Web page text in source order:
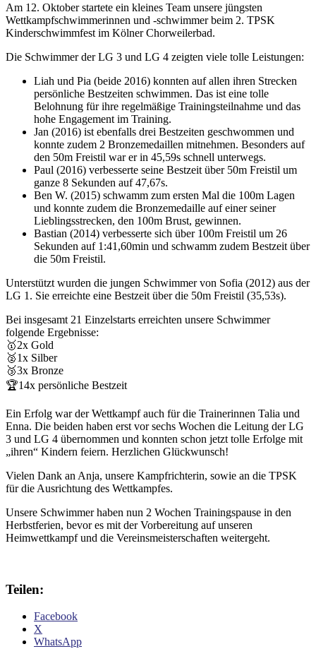
Am 12. Oktober startete ein kleines Team unsere jüngsten
Wettkampfschwimmerinnen und -schwimmer beim 2. TPSK
Kinderschwimmfest im Kölner Chorweilerbad.
Die Schwimmer der LG 3 und LG 4 zeigten viele tolle Leistungen:
Liah und Pia (beide 2016) konnten auf allen ihren Strecken
persönliche Bestzeiten schwimmen. Das ist eine tolle
Belohnung für ihre regelmäßige Trainingsteilnahme und das
hohe Engagement im Training.
Jan (2016) ist ebenfalls drei Bestzeiten geschwommen und
konnte zudem 2 Bronzemedaillen mitnehmen. Besonders auf
den 50m Freistil war er in 45,59s schnell unterwegs.
Paul (2016) verbesserte seine Bestzeit über 50m Freistil um
ganze 8 Sekunden auf 47,67s.
Ben W. (2015) schwamm zum ersten Mal die 100m Lagen
und konnte zudem die Bronzemedaille auf einer seiner
Lieblingsstrecken, den 100m Brust, gewinnen.
Bastian (2014) verbesserte sich über 100m Freistil um 26
Sekunden auf 1:41,60min und schwamm zudem Bestzeit über
die 50m Freistil.
Unterstützt wurden die jungen Schwimmer von Sofia (2012) aus der
LG 1. Sie erreichte eine Bestzeit über die 50m Freistil (35,53s).
Bei insgesamt 21 Einzelstarts erreichten unsere Schwimmer
folgende Ergebnisse:
🥇2x Gold
🥈1x Silber
🥉3x Bronze
🏆14x persönliche Bestzeit
Ein Erfolg war der Wettkampf auch für die Trainerinnen Talia und
Enna. Die beiden haben erst vor sechs Wochen die Leitung der LG
3 und LG 4 übernommen und konnten schon jetzt tolle Erfolge mit
„ihren“ Kindern feiern. Herzlichen Glückwunsch!
Vielen Dank an Anja, unsere Kampfrichterin, sowie an die TPSK
für die Ausrichtung des Wettkampfes.
Unsere Schwimmer haben nun 2 Wochen Trainingspause in den
Herbstferien, bevor es mit der Vorbereitung auf unseren
Heimwettkampf und die Vereinsmeisterschaften weitergeht.
Teilen:
Facebook
X
WhatsApp